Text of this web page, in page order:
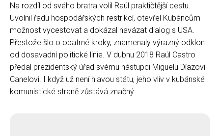
Na rozdíl od svého bratra volil Raúl praktičtější cestu.
Uvolnil řadu hospodářských restrikcí, otevřel Kubáncům
možnost vycestovat a dokázal navázat dialog s USA.
Přestože šlo o opatrné kroky, znamenaly výrazný odklon
od dosavadní politické linie. V dubnu 2018 Raúl Castro
předal prezidentský úřad svému nástupci Miguelu Díazovi-
Canelovi. I když už není hlavou státu, jeho vliv v kubánské
komunistické straně zůstává značný.